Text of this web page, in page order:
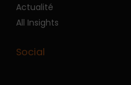
Actualité
All Insights
Social